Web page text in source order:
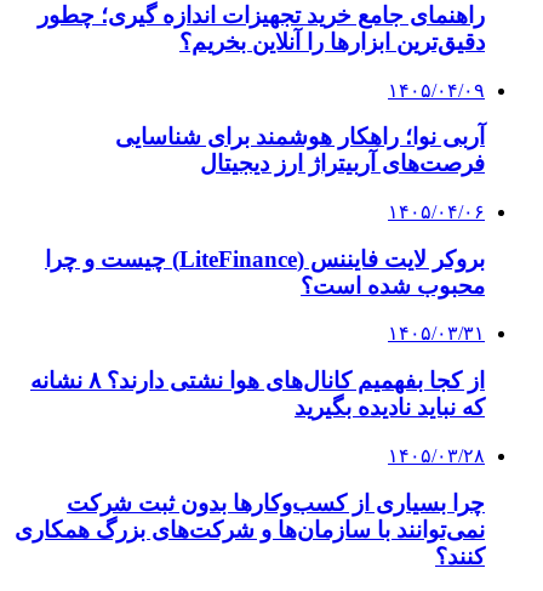
راهنمای جامع خرید تجهیزات اندازه گیری؛ چطور
دقیق‌ترین ابزارها را آنلاین بخریم؟
۱۴۰۵/۰۴/۰۹
آربی نوا؛ راهکار هوشمند برای شناسایی
فرصت‌های آربیتراژ ارز دیجیتال
۱۴۰۵/۰۴/۰۶
بروکر لایت فایننس (LiteFinance) چیست و چرا
محبوب شده است؟
۱۴۰۵/۰۳/۳۱
از کجا بفهمیم کانال‌های هوا نشتی دارند؟ ۸ نشانه
که نباید نادیده بگیرید
۱۴۰۵/۰۳/۲۸
چرا بسیاری از کسب‌وکارها بدون ثبت شرکت
نمی‌توانند با سازمان‌ها و شرکت‌های بزرگ همکاری
کنند؟